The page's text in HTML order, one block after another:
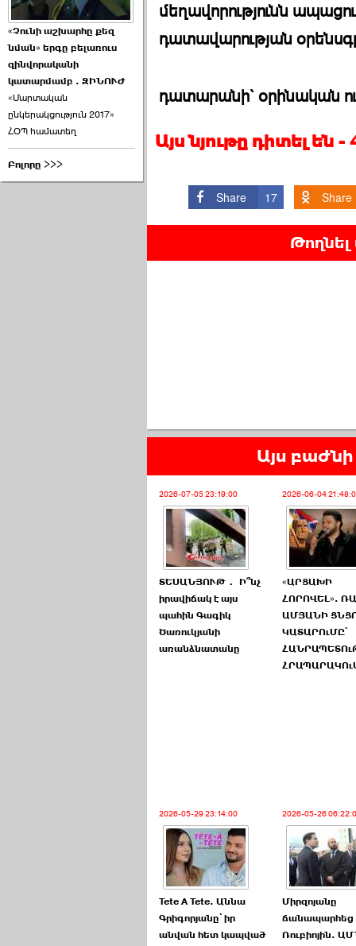
«Չունի աշխարհը քեզ
նման» երգը բելառուս
զինվորականի
կատարմամբ . ԶԻՆՈՒԺ
«Մարտական
ընկերակցություն 2017»
ՀՕՊ համատեղ
Բոլորը >>>
մեղավորությունն
դատավարության
դատարանի` օրինական
Այս նյութը դիտել են
Share 17 Share
Թողնել
Այս բաժնի
2026-07-05 23:19:00
ՏԵՍԱՆՅՈՒԹ․ Ի՞նչ
իրավիճակ է այս
պահին Գագիկ
Ծառուկյանի
առանձնատանը
2026-06-04
«ԱՐՑԱԽԻ
ՀՈՐՈՎԵԼ».
ԱՄՅԱՆԻ
ԿԱՏԱՐՈւՄԸ՝
2026-05-29 23:14:00
Tete A Tete. Աննա
Գրիգորյանը՝ իր
անվան հետ կապված
2026-05-26
Միրզոյանը
ճանապարհեց
Ռուբիոյին.